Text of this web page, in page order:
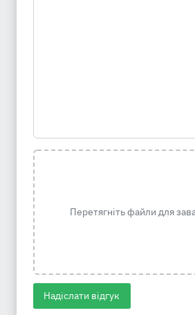
Перетягніть файли для
Надіслати відгук